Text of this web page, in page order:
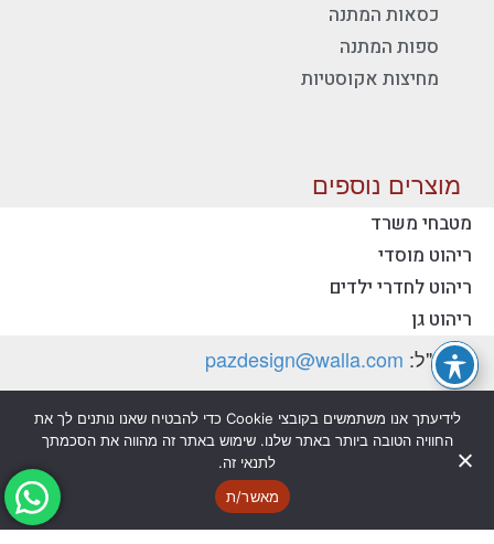
כסאות המתנה
ספות המתנה
מחיצות אקוסטיות
מוצרים נוספים
מטבחי משרד
ריהוט מוסדי
ריהוט לחדרי ילדים
ריהוט גן
יצירת קשר - פז ריהוט משרדי
טלפון:
דוא"ל: pazdesign@walla.com
כתובת: יצחק רבין 35, קרית אונו 55510 (למשלוח
דואר בלבד)
@ כל הזכויות שמורות לפז ריהוט משרדי בע"מ
לידיעתך אנו משתמשים בקובצי Cookie כדי להבטיח שאנו נותנים לך את
החוויה הטובה ביותר באתר שלנו. שימוש באתר זה מהווה את הסכמתך
לתנאי זה.
מאשר/ת